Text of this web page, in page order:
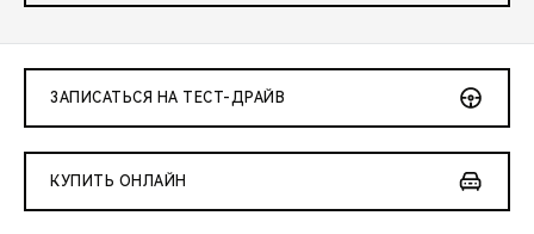
ЗАПИСАТЬСЯ НА ТЕСТ-ДРАЙВ
КУПИТЬ ОНЛАЙН